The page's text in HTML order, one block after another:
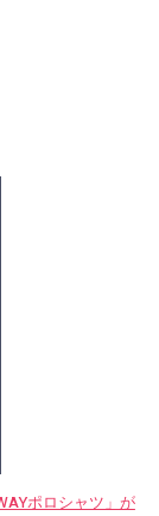
ポロシャツ」が